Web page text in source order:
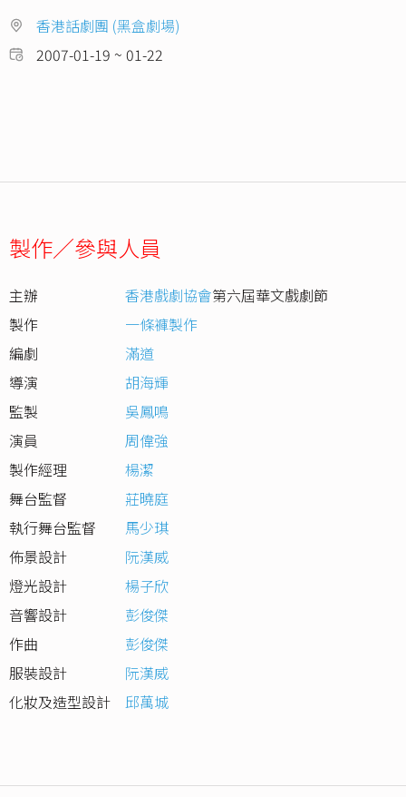
香港話劇團 (黑盒劇場)
2007-01-19 ~ 01-22
製作／參與人員
主辦 香港戲劇協會第六屆華文戲劇節
製作
一條褲製作
編劇
滿道
導演
胡海輝
監製
吳鳳鳴
演員
周偉強
製作經理
楊潔
舞台監督
莊曉庭
執行舞台監督
馬少琪
佈景設計
阮漢威
燈光設計
楊子欣
音響設計
彭俊傑
作曲
彭俊傑
服裝設計
阮漢威
化妝及造型設計
邱萬城